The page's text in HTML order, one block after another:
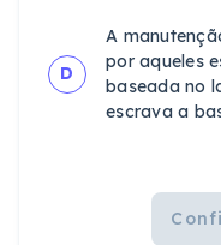
D
A
por aqueles
baseada no
escrava a